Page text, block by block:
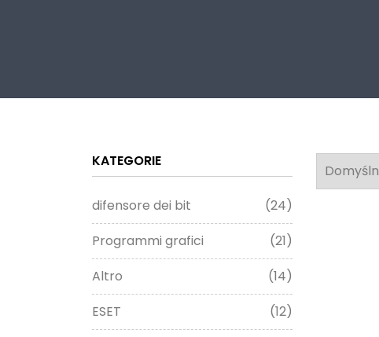
KATEGORIE
difensore dei bit
(24)
Programmi grafici
(21)
Altro
(14)
ESET
(12)